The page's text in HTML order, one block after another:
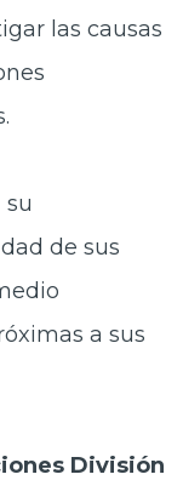
las causas
de sus
a sus
División